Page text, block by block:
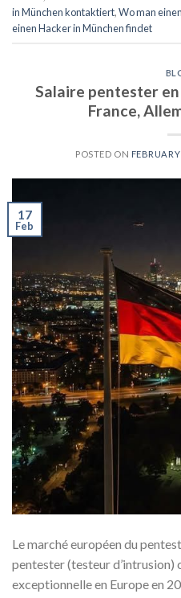
in München kontaktiert,Wo man
einen Hacker in München findet
Salaire pentester
France,
POSTED ON
17
Feb
Le marché européen du
pentester (testeur d’intrusion)
exceptionnelle en Europe en